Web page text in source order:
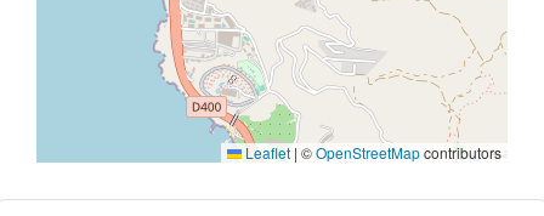
Leaflet | ©OpenStreetMapcontributors